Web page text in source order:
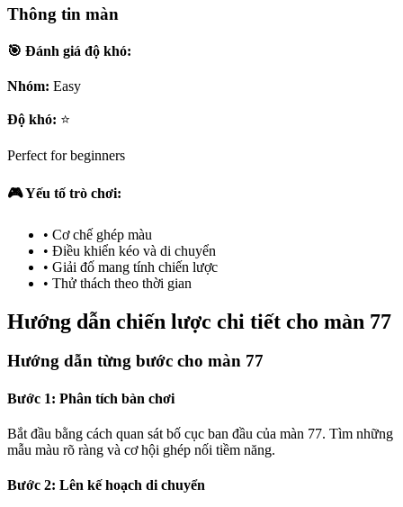
Thông tin màn
🎯 Đánh giá độ khó:
Nhóm: Easy
Độ khó: ⭐
Perfect for beginners
🎮 Yếu tố trò chơi:
• Cơ chế ghép màu
• Điều khiển kéo và di chuyển
• Giải đố mang tính chiến lược
• Thử thách theo thời gian
Hướng dẫn chiến lược chi tiết cho màn 77
Hướng dẫn từng bước cho màn 77
Bước 1: Phân tích bàn chơi
Bắt đầu bằng cách quan sát bố cục ban đầu của màn 77. Tìm những
mẫu màu rõ ràng và cơ hội ghép nối tiềm năng.
Bước 2: Lên kế hoạch di chuyển